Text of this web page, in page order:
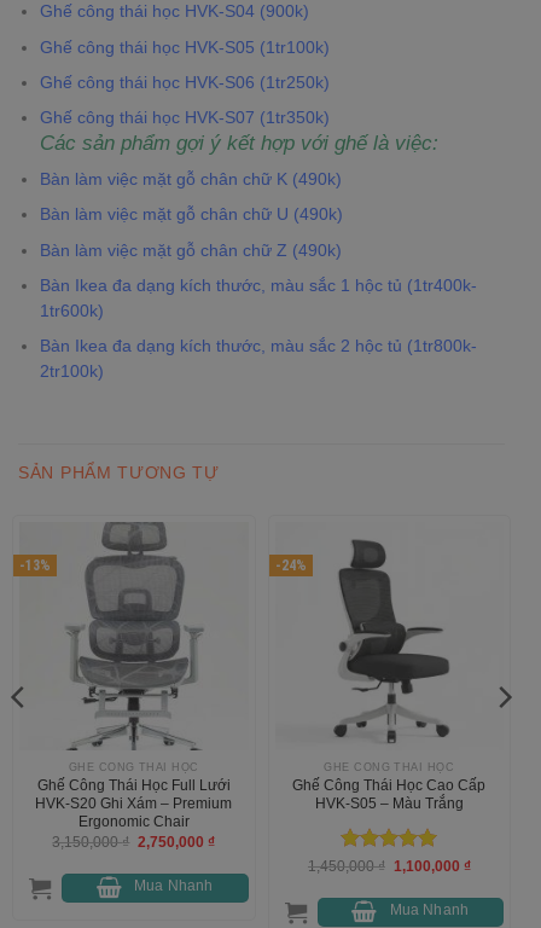
Ghế công thái học HVK-S04 (900k)
Ghế công thái học HVK-S05 (1tr100k)
Ghế công thái học HVK-S06 (1tr250k)
Ghế công thái học HVK-S07 (1tr350k)
Các sản phẩm gợi ý kết hợp với ghế là việc:
Bàn làm việc mặt gỗ chân chữ K (490k)
Bàn làm việc mặt gỗ chân chữ U (490k)
Bàn làm việc mặt gỗ chân chữ Z (490k)
Bàn Ikea đa dạng kích thước, màu sắc 1 hộc tủ (1tr400k-
1tr600k)
Bàn Ikea đa dạng kích thước, màu sắc 2 hộc tủ (1tr800k-
2tr100k)
SẢN PHẨM TƯƠNG TỰ
-13%
GHẾ CÔNG THÁI HỌC
Ghế Công Thái Học Full Lưới
HVK-S20 Ghi Xám – Premium
Ergonomic Chair
3,150,000₫ Giá
gốc
3,150,000 ₫.
2,750,000 ₫Giá
2,750,000 ₫.
Mua Nhanh
-24%
GHẾ CÔNG THÁI HỌC
Ghế Công Thái Học Cao Cấp
HVK-S05 – Màu Trắng
Được xếp
sao
1,450,000₫ Giá
gốc
1,450,000 ₫.
1,100,000 ₫Giá
1,100,000
Mua Nhanh